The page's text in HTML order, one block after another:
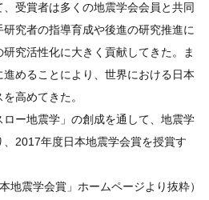
、受賞者は多くの地震学会会員と共同
究者の指導育成や後進の研究推進に
究活性化に大きく貢献してきた。ま
めることにより、世界における日本
高めてきた。
ー地震学」の創成を通して、地震学
2017年度日本地震学会賞を授賞す
地震学会賞」ホームページより抜粋）